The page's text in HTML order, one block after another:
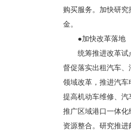
购买服务。加快研
金。
●加快改革落地
统筹推进改革试
督促落实出租汽车
领域改革，推进汽车
提高机动车维修、汽
推广区域港口一体化
资源整合。研究推